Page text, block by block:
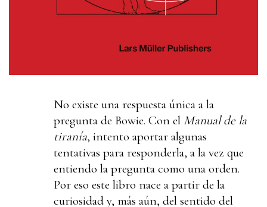
No existe una respuesta única a la
pregunta de Bowie. Con el Manual de la
tiranía, intento aportar algunas
tentativas para responderla, a la vez que
entiendo la pregunta como una orden.
Por eso este libro nace a partir de la
curiosidad y, más aún, del sentido del